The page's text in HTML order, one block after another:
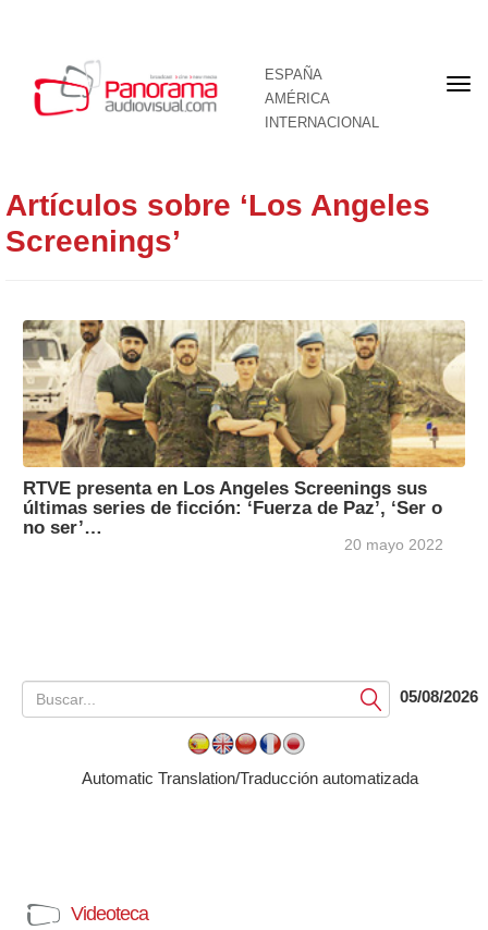
ESPAÑA
AMÉRICA
INTERNACIONAL
Artículos sobre ‘Los Angeles
Screenings’
RTVE presenta en Los Angeles Screenings sus
últimas series de ficción: ‘Fuerza de Paz’, ‘Ser o
no ser’…
20 mayo 2022
Submit05/08/2026
Automatic Translation/Traducción automatizada
Videoteca